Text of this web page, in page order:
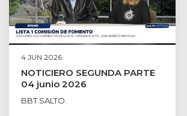
4 JUN 2026
NOTICIERO SEGUNDA PARTE
04 junio 2026
BBT SALTO